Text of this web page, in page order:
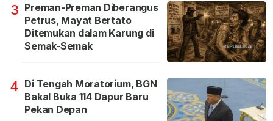
3 Preman-Preman Diberangus
Petrus, Mayat Bertato
Ditemukan dalam Karung di
Semak-Semak
4 Di Tengah Moratorium, BGN
Bakal Buka 114 Dapur Baru
Pekan Depan